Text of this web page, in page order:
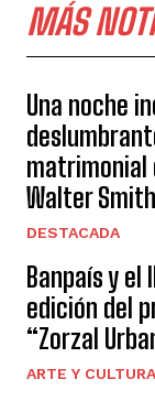
MÁS
Una noche
matrimonial
Walter Smith
DESTACADA
Banpaís y el
edición del
“Zorzal
ARTE Y CULTURA